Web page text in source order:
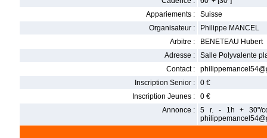
Appariements :
Suisse
Organisateur :
Philippe MANCEL
Arbitre :
BENETEAU Hubert
Adresse :
Salle Polyvalente
Contact :
Inscription Senior :
0 €
Inscription Jeunes :
0 €
Annonce :
5 r. - 1h + 30"/